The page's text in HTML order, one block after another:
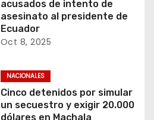
acusados de intento de
asesinato al presidente de
Ecuador
Oct 8, 2025
NACIONALES
Cinco detenidos por simular
un secuestro y exigir 20.000
dólares en Machala